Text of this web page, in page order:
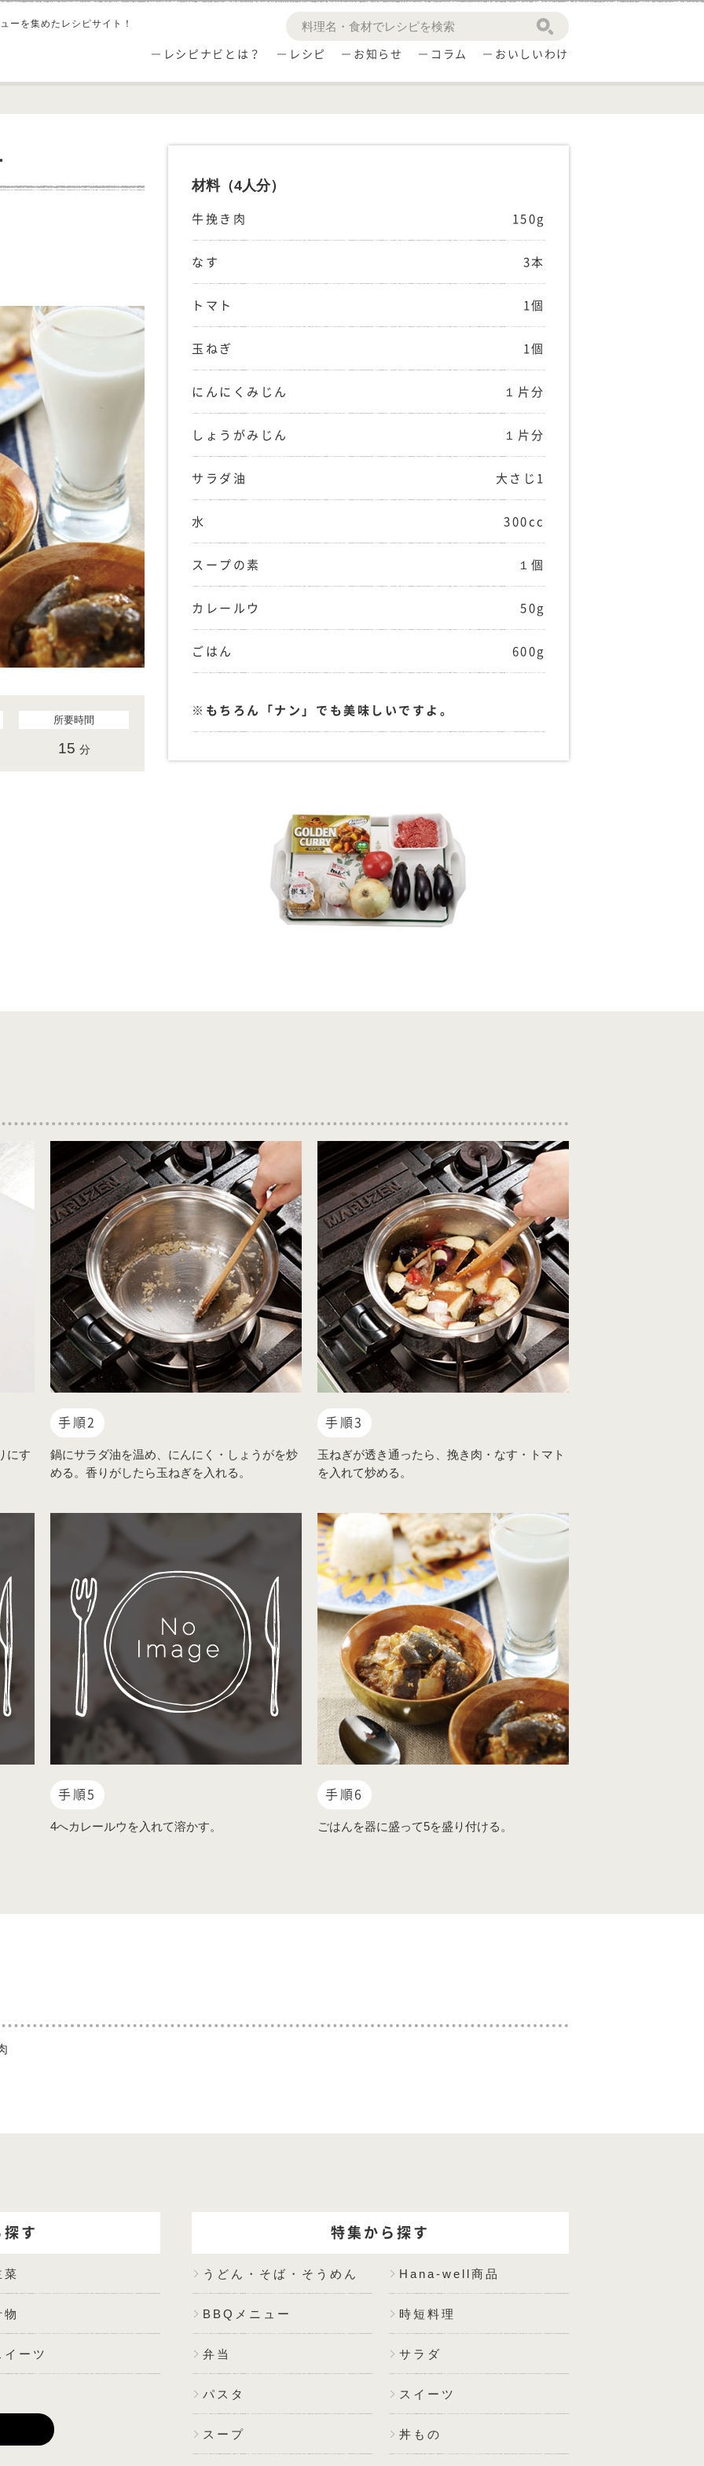
ーを集めたレシピサイト！
レシピナビとは？ レシピ お知らせ コラム おいしいわけ
所要時間
15 分
材料（4人分）
牛挽き肉 150g
なす 3本
トマト 1個
玉ねぎ 1個
にんにくみじん １片分
しょうがみじん １片分
サラダ油 大さじ1
水 300cc
スープの素 １個
カレールウ 50g
ごはん 600g
※もちろん「ナン」でも美味しいですよ。
にす
手順2
鍋にサラダ油を温め、にんにく・しょうがを炒
める。香りがしたら玉ねぎを入れる。
手順3
玉ねぎが透き通ったら、挽き肉・なす・トマト
を入れて炒める。
手順5
4へカレールウを入れて溶かす。
手順6
ごはんを器に盛って5を盛り付ける。
す
菜
物
イーツ
特集から探す
うどん・そば・そうめん Hana-well商品
BBQメニュー 時短料理
弁当 サラダ
パスタ スイーツ
スープ 丼もの